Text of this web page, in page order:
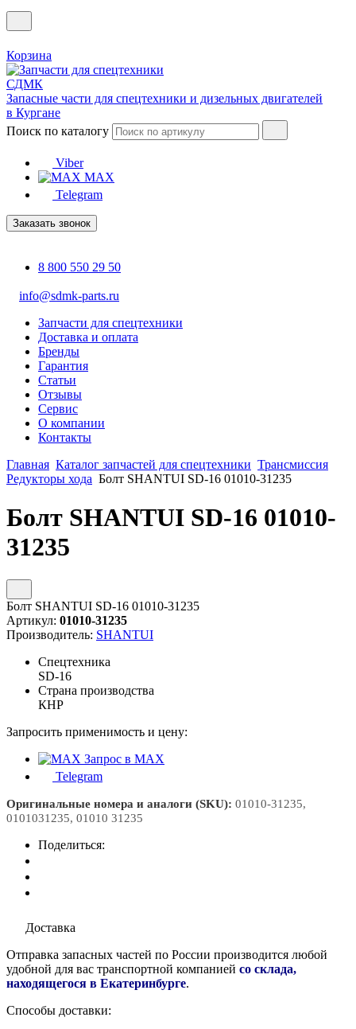
Корзина
Запасные части для спецтехники и дизельных двигателей
в Кургане
Поиск по каталогу
Viber
MAX
Telegram
Заказать звонок
8 800 550 29 50
info@sdmk-parts.ru
Запчасти для спецтехники
Доставка и оплата
Бренды
Гарантия
Статьи
Отзывы
Сервис
О компании
Контакты
Главная Каталог запчастей для спецтехники Трансмиссия
Редукторы хода Болт SHANTUI SD-16 01010-31235
Болт SHANTUI SD-16 01010-
31235
Болт SHANTUI SD-16 01010-31235
Артикул: 01010-31235
Производитель: SHANTUI
Спецтехника
SD-16
Страна производства
КНР
Запросить применимость и цену:
Запрос в MAX
Telegram
Оригинальные номера и аналоги (SKU): 01010-31235,
0101031235, 01010 31235
Поделиться:
Доставка
Отправка запасных частей по России производится любой
удобной для вас транспортной компанией со склада,
находящегося в Екатеринбурге.
Способы доставки: